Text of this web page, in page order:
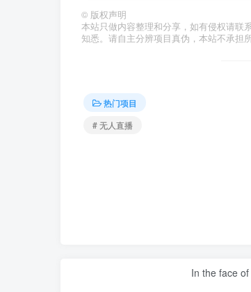
© 版权声明
本站只做内容整理和分享，如有侵权请联
知悉。请自主分辨项目真伪，本站不承担
热门项目
# 无人直播
In the face